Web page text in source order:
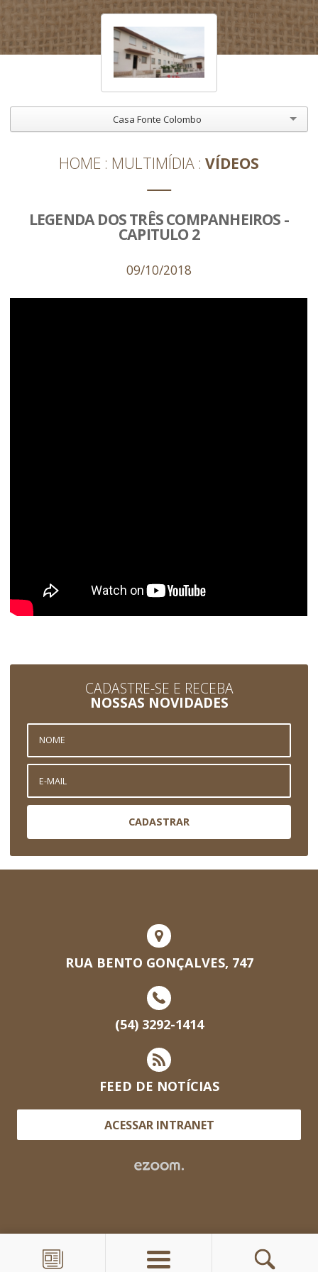
Casa Fonte Colombo
HOME MULTIMÍDIA VÍDEOS
LEGENDA DOS TRÊS COMPANHEIROS -
CAPITULO 2
09/10/2018
CADASTRE-SE E RECEBA
NOSSAS NOVIDADES
CADASTRAR
RUA BENTO GONÇALVES, 747
(54) 3292-1414
FEED DE NOTÍCIAS
ACESSAR INTRANET